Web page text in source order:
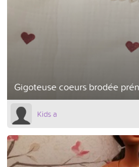
Gigoteuse coeurs brodée
Kids a